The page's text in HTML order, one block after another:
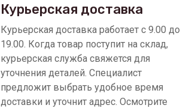
Курьерская доставка
Курьерская доставка работает с 9.00 до
19.00. Когда товар поступит на склад,
курьерская служба свяжется для
уточнения деталей. Специалист
предложит выбрать удобное время
доставки и уточнит адрес. Осмотрите